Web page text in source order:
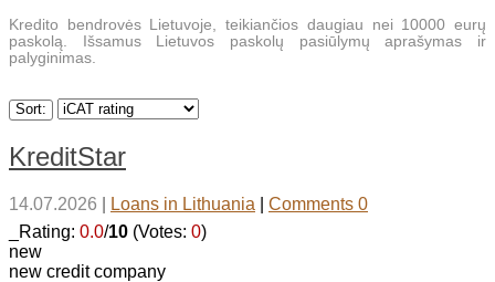
Kredito bendrovės Lietuvoje, teikiančios daugiau nei 10000 eurų
paskolą. Išsamus Lietuvos paskolų pasiūlymų aprašymas ir
palyginimas.
Sort:
KreditStar
14.07.2026 Loans in Lithuania
Comments 0
_Rating: 0.0/10 (Votes: 0)
new
new credit company